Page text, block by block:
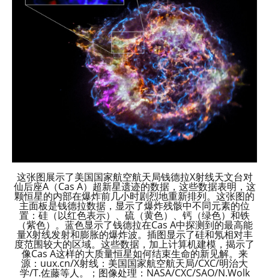
这张图展示了美国国家航空航天局钱德拉X射线天文台对
仙后座A（Cas A）超新星遗迹的数据，这些数据表明，这
颗恒星的内部在爆炸前几小时剧烈地重新排列。这张图的
主面板是钱德拉数据，显示了爆炸残骸中不同元素的位
置：硅（以红色表示）、硫（黄色）、钙（绿色）和铁
（紫色）。蓝色显示了钱德拉在Cas A中探测到的最高能
量X射线发射和膨胀的爆炸波。插图显示了硅和氖相对丰
度范围较大的区域。这些数据，加上计算机建模，揭示了
像Cas A这样的大质量恒星如何结束生命的新见解。来
源：uux.cn/X射线：美国国家航空航天局/CXC/明治大
学/T.佐藤等人。；图像处理：NASA/CXC/SAO/N.Wolk